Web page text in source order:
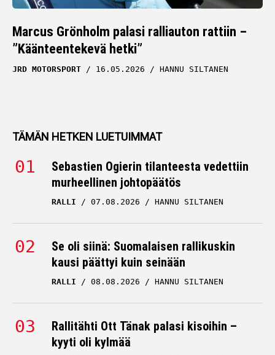
Marcus Grönholm palasi ralliauton rattiin –
”Käänteentekevä hetki”
JRD MOTORSPORT 16.05.2026 HANNU SILTANEN
TÄMÄN HETKEN LUETUIMMAT
Sebastien Ogierin tilanteesta vedettiin
murheellinen johtopäätös
RALLI 07.08.2026 HANNU SILTANEN
Se oli siinä: Suomalaisen rallikuskin
kausi päättyi kuin seinään
RALLI 08.08.2026 HANNU SILTANEN
Rallitähti Ott Tänak palasi kisoihin –
kyyti oli kylmää